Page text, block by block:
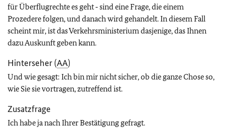
für Überflugrechte es geht ‑ sind eine Frage, die einem
Prozedere folgen, und danach wird gehandelt. In diesem Fall
scheint mir, ist das Verkehrsministerium dasjenige, das Ihnen
dazu Auskunft geben kann.
Hinterseher (AA)
Und wie gesagt: Ich bin mir nicht sicher, ob die ganze Chose so,
wie Sie sie vortragen, zutreffend ist.
Zusatzfrage
Ich habe ja nach Ihrer Bestätigung gefragt.